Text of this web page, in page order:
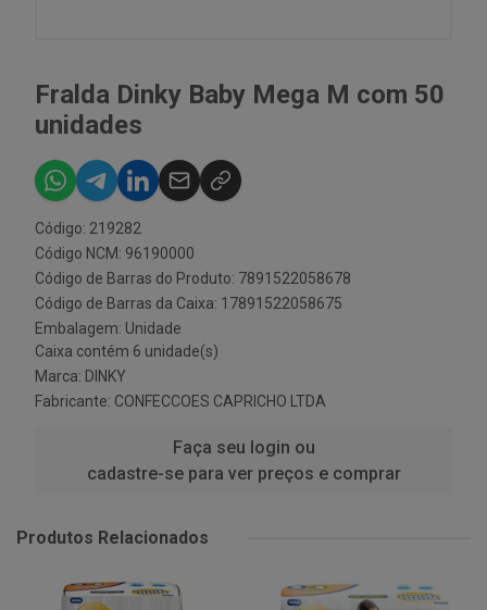
Fralda Dinky Baby Mega M com 50
unidades
Código: 219282
Código NCM: 96190000
Código de Barras do Produto: 7891522058678
Código de Barras da Caixa: 17891522058675
Embalagem: Unidade
Caixa contém 6 unidade(s)
Marca: DINKY
Fabricante: CONFECCOES CAPRICHO LTDA
Faça seu login ou
cadastre-se para ver preços e comprar
Produtos Relacionados